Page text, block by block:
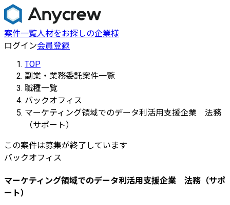
案件一覧人材をお探しの企業様
ログイン会員登録
TOP
副業・業務委託案件一覧
職種一覧
バックオフィス
マーケティング領域でのデータ利活用支援企業 法務
（サポート）
この案件は募集が終了しています
バックオフィス
マーケティング領域でのデータ利活用支援企業 法務（サポ
ート）